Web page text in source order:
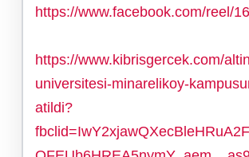
https://www.facebook.com/reel/
https://www.kibrisgercek.com/
universitesi-minarelikoy-
atildi?